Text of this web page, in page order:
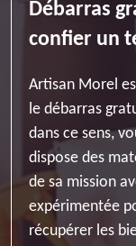
Débarras
confier un
Artisan Morel
le débarras
dans ce sens,
dispose des
de sa mission
expérimentée
récupérer les